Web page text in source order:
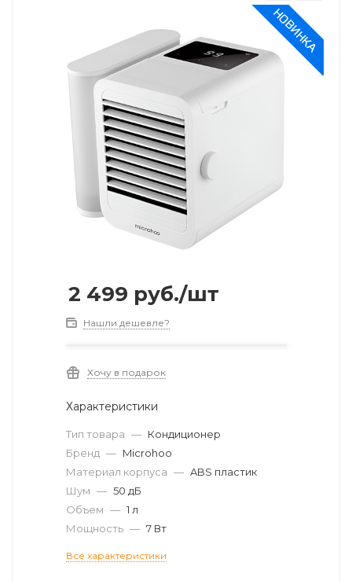
2 499 руб./шт
Нашли дешевле?
Хочу в подарок
Характеристики
Тип товара — Кондиционер
Бренд — Microhoo
Материал корпуса — ABS пластик
Шум — 50 дБ
Объем — 1 л
Мощность — 7 Вт
Все характеристики